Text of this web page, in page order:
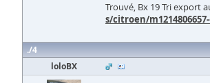
Trouvé, Bx 19 Tri export
s/citroen/
4
loloBX